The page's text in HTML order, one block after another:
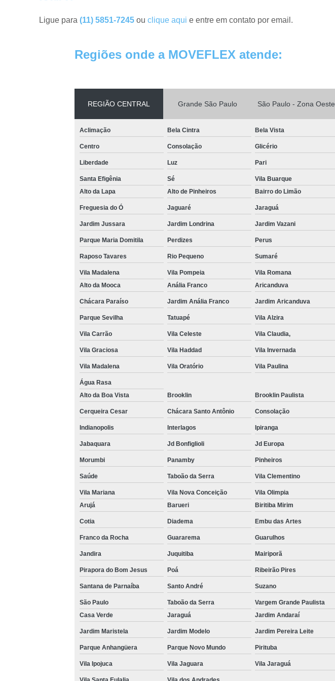
Ligue para(11) 5851-7245ouclique aqui e entre em contato por email.
Regiões onde a MOVEFLEX atende:
REGIÃO CENTRAL Grande São Paulo São Paulo - Zona Oeste
Aclimação Bela Cintra Bela Vista
Centro Consolação Glicério
Liberdade Luz Pari
Santa Efigênia Sé
Vila Buarque
Alto da Lapa
Alto de Pinheiros Bairro do Limão
Freguesia do Ó Jaguaré Jaraguá
Jardim Jussara Jardim Londrina Jardim Vazani
Parque Maria Domitila Perdizes Perus
Raposo Tavares Rio Pequeno Sumaré
Vila Madalena Vila Pompeia Vila Romana
Alto da Mooca
Anália Franco Aricanduva
Chácara Paraíso Jardim Anália Franco Jardim Aricanduva
Parque Sevilha Tatuapé Vila Alzira
Vila Carrão Vila Celeste Vila Claudia,
Vila Graciosa Vila Haddad Vila Invernada
Vila Madalena Vila Oratório Vila Paulina
Água Rasa
Alto da Boa Vista
Brooklin Brooklin Paulista
Cerqueira Cesar Chácara Santo Antônio Consolação
Indianopolis Interlagos Ipiranga
Jabaquara Jd Bonfiglioli Jd Europa
Morumbi Panamby Pinheiros
Saúde Taboão da Serra Vila Clementino
Vila Mariana Vila Nova Conceição Vila Olimpia
Arujá
Barueri Biritiba Mirim
Cotia Diadema Embu das Artes
Franco da Rocha Guararema Guarulhos
Jandira Juquitiba Mairiporã
Pirapora do Bom Jesus Poá Ribeirão Pires
Santana de Parnaíba Santo André Suzano
São Paulo Taboão da Serra
Vargem Grande Paulista
Casa Verde
Jaraguá Jardim Andaraí
Jardim Maristela Jardim Modelo Jardim Pereira Leite
Parque Anhangüera Parque Novo Mundo Pirituba
Vila Ipojuca Vila Jaguara Vila Jaraguá